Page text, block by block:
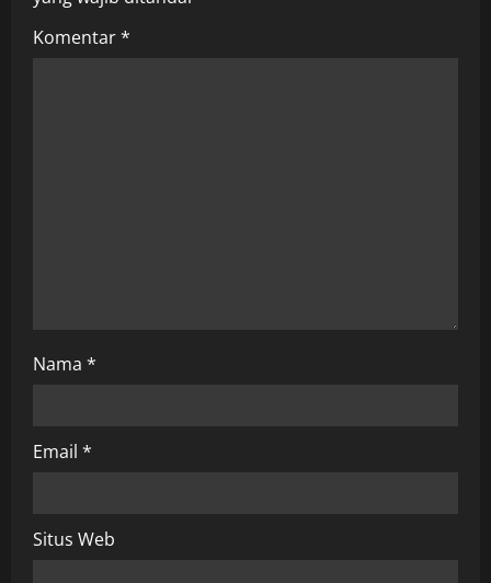
g
Komentar*
Nama *
Email *
Situs Web